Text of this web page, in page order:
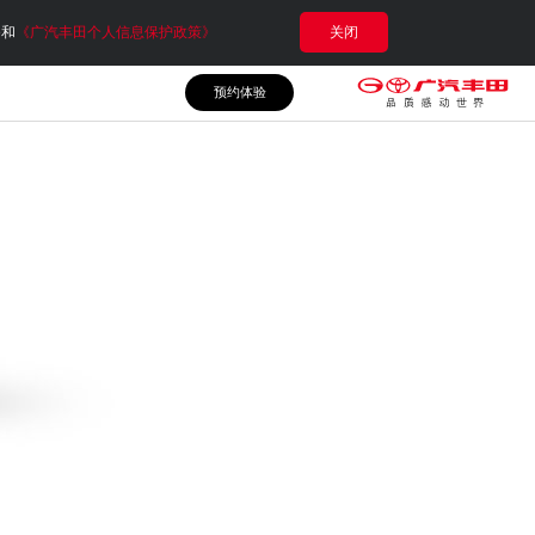
《广汽丰田个人信息保护政策》 关闭
预约体验